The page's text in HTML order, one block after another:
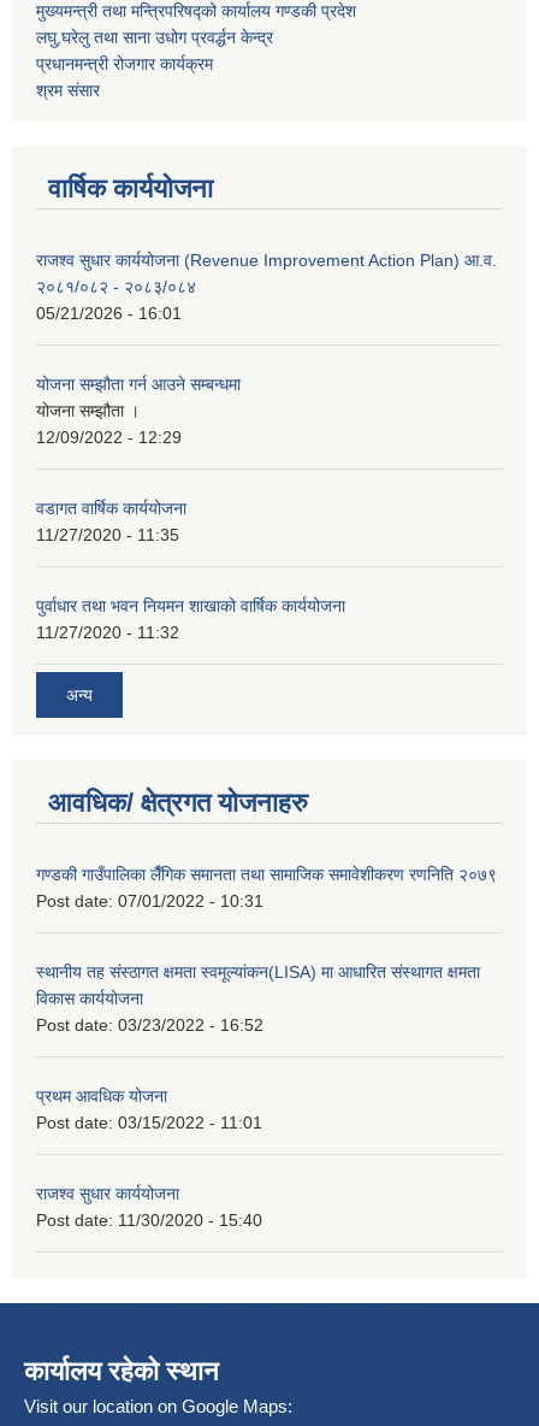
मुख्यमन्त्री तथा मन्त्रिपरिषद्को कार्यालय गण्डकी प्रदेश
लघु,घरेलु तथा साना उधोग प्रवर्द्धन केन्द्र
प्रधानमन्त्री रोजगार कार्यक्रम
श्रम संसार
वार्षिक कार्ययोजना
राजश्व सुधार कार्ययोजना (Revenue Improvement Action Plan) आ.व.
२०८१/०८२ - २०८३/०८४
05/21/2026 - 16:01
योजना सम्झौता गर्न आउने सम्बन्धमा
योजना सम्झौता ।
12/09/2022 - 12:29
वडागत वार्षिक कार्ययोजना
11/27/2020 - 11:35
पुर्वाधार तथा भवन नियमन शाखाको वार्षिक कार्ययोजना
11/27/2020 - 11:32
अन्य
आवधिक/ क्षेत्रगत योजनाहरु
गण्डकी गाउँपालिका लैँगिक समानता तथा सामाजिक समावेशीकरण रणनिति २०७९
Post date: 07/01/2022 - 10:31
स्थानीय तह संस्ठागत क्षमता स्वमूल्यांकन(LISA) मा आधारित संस्थागत क्षमता
विकास कार्ययोजना
Post date: 03/23/2022 - 16:52
प्रथम आवधिक योजना
Post date: 03/15/2022 - 11:01
राजश्व सुधार कार्ययोजना
Post date: 11/30/2020 - 15:40
कार्यालय रहेको स्थान
Visit our location on Google Maps: